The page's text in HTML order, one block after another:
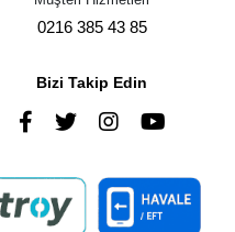
0216 385 43 85
Bizi Takip Edin